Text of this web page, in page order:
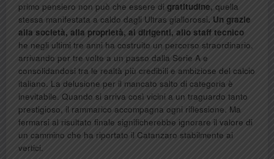
primo pensiero non può che essere di gratitudine, quella
stessa manifestata a caldo dagli Ultras giallorossi. Un grazie
alla società, alla proprietà, ai dirigenti, allo staff tecnico
he negli ultimi tre anni ha costruito un percorso straordinario,
arrivando per tre volte a un passo dalla Serie A e
consolidandosi tra le realtà più credibili e ambiziose del calcio
italiano. La delusione per il mancato salto di categoria è
inevitabile. Quando si arriva così vicini a un traguardo tanto
prestigioso, il rammarico accompagna ogni riflessione. Ma
fermarsi al risultato finale significherebbe ignorare il valore di
un cammino che ha riportato il Catanzaro stabilmente ai
vertici.